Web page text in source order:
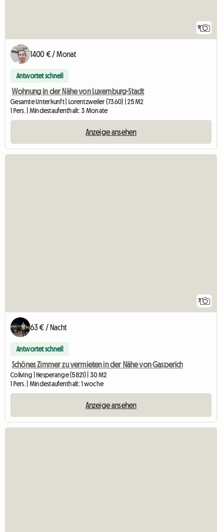
9
1400 € / Monat
Antwortet schnell
Wohnung in der Nähe von Luxemburg-Stadt
Gesamte Unterkunft | Lorentzweiler (7360) | 25 M2
1 Pers. | Mindestaufenthalt: 3 Monate
Anzeige ansehen
7
63 € / Nacht
Antwortet schnell
Schönes Zimmer zu vermieten in der Nähe von Gasperich
Coliving | Hesperange (5821) | 30 M2
1 Pers. | Mindestaufenthalt: 1 woche
Anzeige ansehen